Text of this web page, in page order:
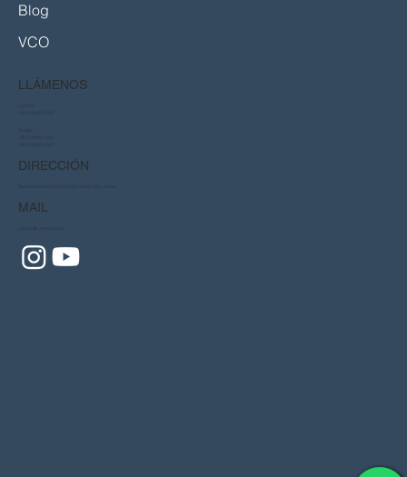
DIRECCIÓN
MAIL
+56 2 2816 1021
+56 2 2816 1022
+56 2 2816 1000
LLÁMENOS
Blog
VCO